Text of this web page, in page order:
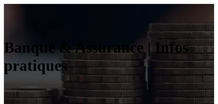
Banque & Assurance | Infos
pratiques